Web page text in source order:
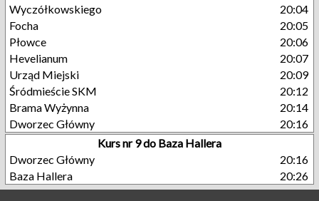
Wyczółkowskiego
20:04
Focha
20:05
Płowce
20:06
Hevelianum
20:07
Urząd Miejski
20:09
Śródmieście SKM
20:12
Brama Wyżynna
20:14
Dworzec Główny
20:16
Kurs nr 9 do Baza Hallera
Dworzec Główny
20:16
Baza Hallera
20:26